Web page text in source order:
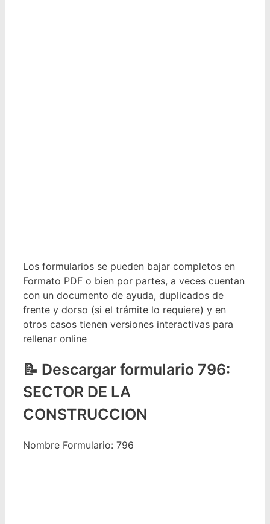
Los formularios se pueden bajar completos en
Formato PDF o bien por partes, a veces cuentan
con un documento de ayuda, duplicados de
frente y dorso (si el trámite lo requiere) y en
otros casos tienen versiones interactivas para
rellenar online
Descargar formulario 796:
SECTOR DE LA
CONSTRUCCION
Nombre Formulario: 796